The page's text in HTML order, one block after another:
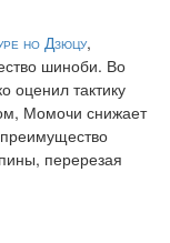
но Дзюцу,
шиноби. Во
оценил тактику
Момочи снижает
перерезая